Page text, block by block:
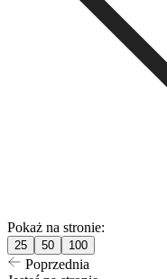
Pokaż na stronie:
25 50 100
Poprzednia